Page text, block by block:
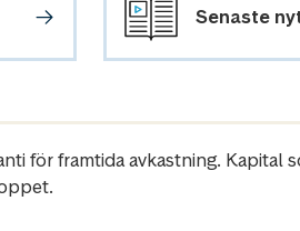
Senaste
för framtida avkastning.